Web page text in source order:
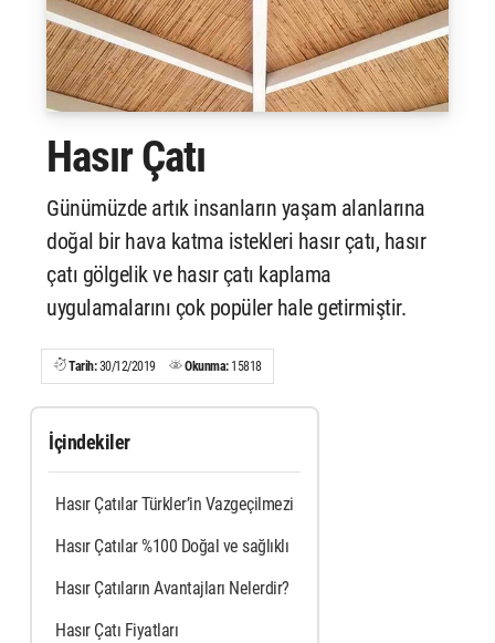
Hasır Çatı
Günümüzde artık insanların yaşam alanlarına
doğal bir hava katma istekleri hasır çatı, hasır
çatı gölgelik ve hasır çatı kaplama
uygulamalarını çok popüler hale getirmiştir.
Tarih:30/12/2019 Okunma:15818
İçindekiler
Hasır Çatılar Türkler’in Vazgeçilmezi
Hasır Çatılar %100 Doğal ve sağlıklı
Hasır Çatıların Avantajları Nelerdir?
Hasır Çatı Fiyatları